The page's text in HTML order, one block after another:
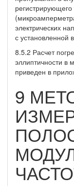
регистрирующего
электрических
с установленной
8.5.2 Расчет
эллиптичности в
приведен в
9